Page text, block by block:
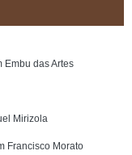
Embu das Artes
Mirizola
Francisco Morato